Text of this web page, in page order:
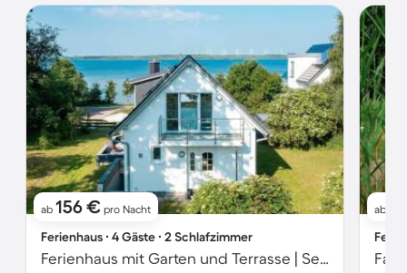
ab 156 € pro Nacht
Ferienhaus ∙ 4 Gäste ∙ 2 Schlafzimmer
Ferienhaus mit Garten und Terrasse | Seeblick
ab